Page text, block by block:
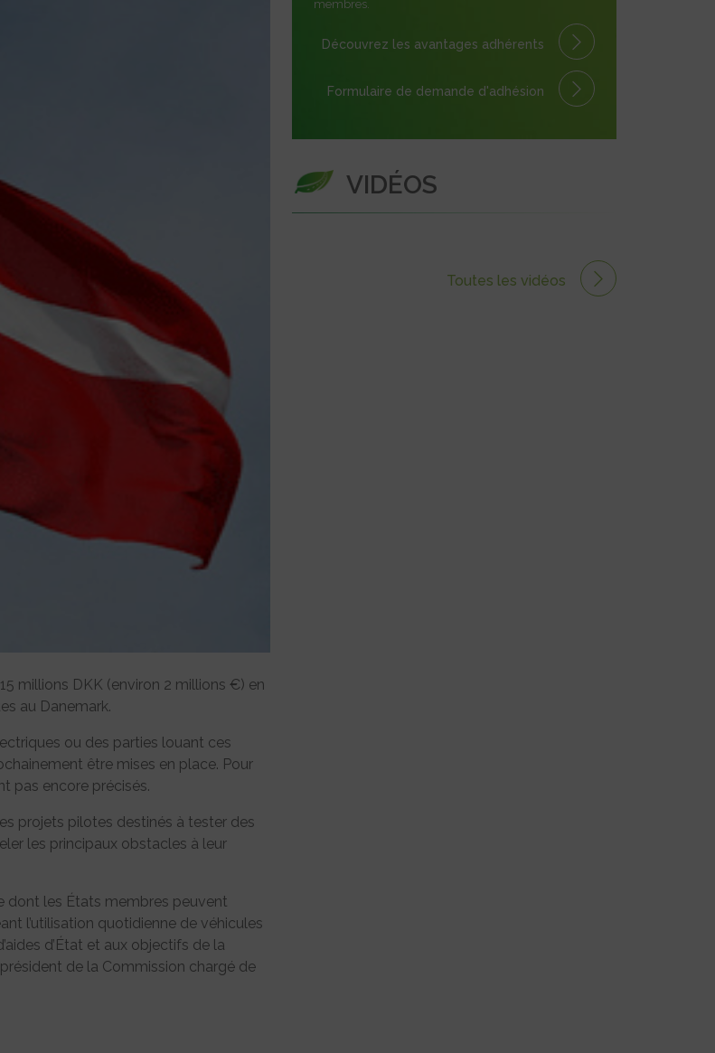
millions DKK (environ 2 millions €) en
au Danemark.
ou des parties louant ces
être mises en place. Pour
pas encore précisés.
projets pilotes destinés à tester des
les principaux obstacles à leur
dont les États membres peuvent
l’utilisation quotidienne de véhicules
d’État et aux objectifs de la
de la Commission chargé de
membres.
Découvrez les avantages adhérents
Formulaire de demande d'adhésion
VIDÉOS
Toutes les vidéos